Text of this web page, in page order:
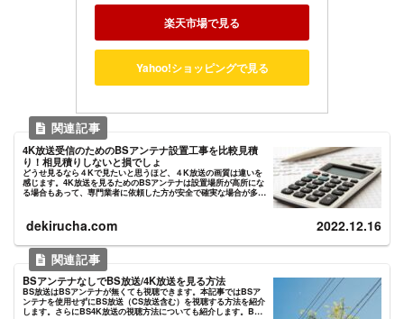
楽天市場で見る
Yahoo!ショッピングで見る
4K放送受信のためのBSアンテナ設置工事を比較見積
り！相見積りしないと損でしょ
どうせ見るなら４Kで見たいと思うほど、４K放送の画質は違いを
感じます。4K放送を見るためのBSアンテナは設置場所が高所にな
る場合もあって、専門業者に依頼した方が安全で確実な場合が多く
dekirucha.com 2022.12.16
BSアンテナなしでBS放送/4K放送を見る方法
BS放送はBSアンテナが無くても視聴できます。本記事ではBSア
ンテナを使用せずにBS放送（CS放送含む）を視聴する方法を紹介
します。さらにBS4K放送の視聴方法についても紹介します。BS